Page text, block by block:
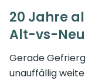
20 Jahre
Alt-vs-
Gerade
unauffällig